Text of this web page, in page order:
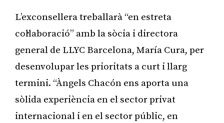
L’exconsellera treballarà “en estreta
col·laboració” amb la sòcia i directora
general de LLYC Barcelona, María Cura, per
desenvolupar les prioritats a curt i llarg
termini. “Àngels Chacón ens aporta una
sòlida experiència en el sector privat
internacional i en el sector públic, en